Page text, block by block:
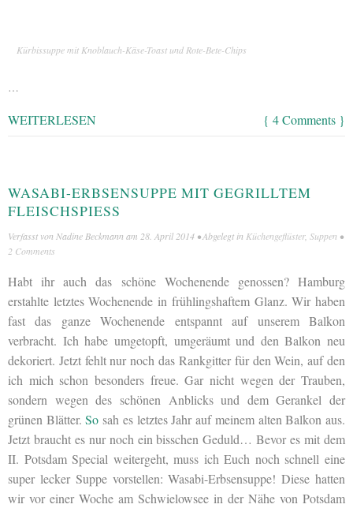
Kürbissuppe mit Knoblauch-Käse-Toast und Rote-Bete-Chips
…
WEITERLESEN { 4 Comments }
WASABI-ERBSENSUPPE MIT GEGRILLTEM
FLEISCHSPIESS
Verfasst von Nadine Beckmann am 28. April 2014 • Abgelegt in Küchengeflüster, Suppen •
2 Comments
Habt ihr auch das schöne Wochenende genossen? Hamburg
erstahlte letztes Wochenende in frühlingshaftem Glanz. Wir haben
fast das ganze Wochenende entspannt auf unserem Balkon
verbracht. Ich habe umgetopft, umgeräumt und den Balkon neu
dekoriert. Jetzt fehlt nur noch das Rankgitter für den Wein, auf den
ich mich schon besonders freue. Gar nicht wegen der Trauben,
sondern wegen des schönen Anblicks und dem Gerankel der
grünen Blätter.So sah es letztes Jahr auf meinem alten Balkon aus.
Jetzt braucht es nur noch ein bisschen Geduld… Bevor es mit dem
II. Potsdam Special weitergeht, muss ich Euch noch schnell eine
super lecker Suppe vorstellen: Wasabi-Erbsensuppe! Diese hatten
wir vor einer Woche am Schwielowsee in der Nähe von Potsdam